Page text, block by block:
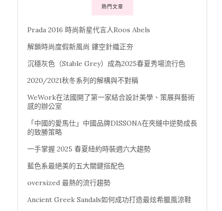
熱門文章
Prada 2016 時尚新星代言人Roos Abels
解鎖時尚度假新風尚 鏤空針織正夯
沉穩灰色（Stable Grey）成為2025春夏秀場流行色
2020/2021秋冬系列的解構與不對稱
WeWork在法國開了第一家結合設計美學、策展與藝術
感的辦公室
「中國的愛馬仕」中國品牌DISSONA在夾縫中逆勢成長
的致勝策略
一手掌握 2025 春夏紐約時裝週六大趨勢
藍色系最絕美的五大關鍵搭配色
oversized 最熱的流行趨勢
Ancient Greek Sandals如何成功打造最炫希臘風涼鞋